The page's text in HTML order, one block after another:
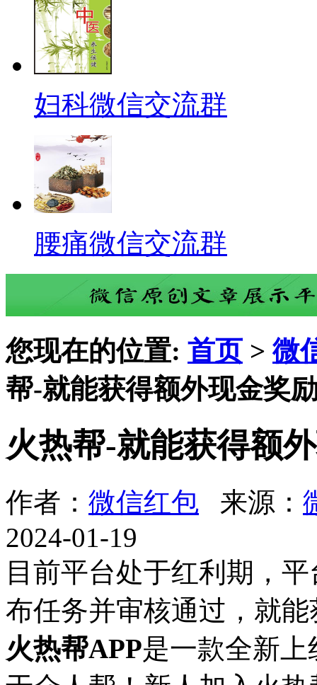
妇科微信交流群
腰痛微信交流群
您现在的位置: 首页 >微
帮-就能获得额外现金奖
火热帮-就能获得额
作者： 微信红包 来源：
2024-01-19
目前平台处于红利期，
布任务并审核通过，就
火热帮APP是一款全新